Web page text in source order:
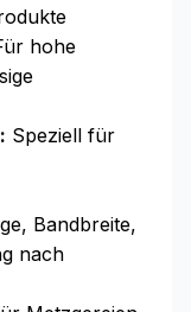
hohe
Speziell für
Bandbreite,
nach